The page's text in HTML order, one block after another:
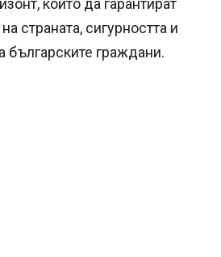
които да гарантират
страната, сигурността и
българските граждани.